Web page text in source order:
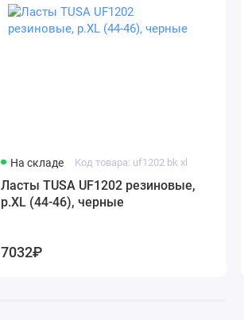
На складе Код товара: uf1202 bk xl
Ласты TUSA UF1202 резиновые,
р.XL (44-46), черные
7032₽